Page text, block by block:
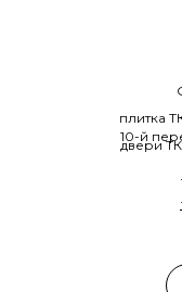
плитка
10-й
двери